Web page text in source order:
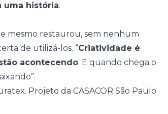
uma história.
mesmo restaurou, sem nenhum
de utilizá-los. “Criatividade é
acontecendo. E quando chega o